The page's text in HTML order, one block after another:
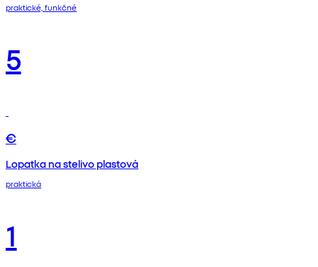
praktické, funkčné
5
€
Lopatka na stelivo plastová
praktická
1